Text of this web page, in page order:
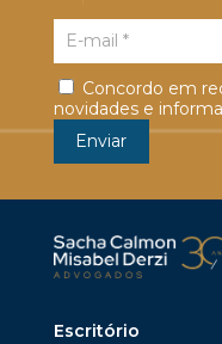
Concordo em
novidades e
Escritório